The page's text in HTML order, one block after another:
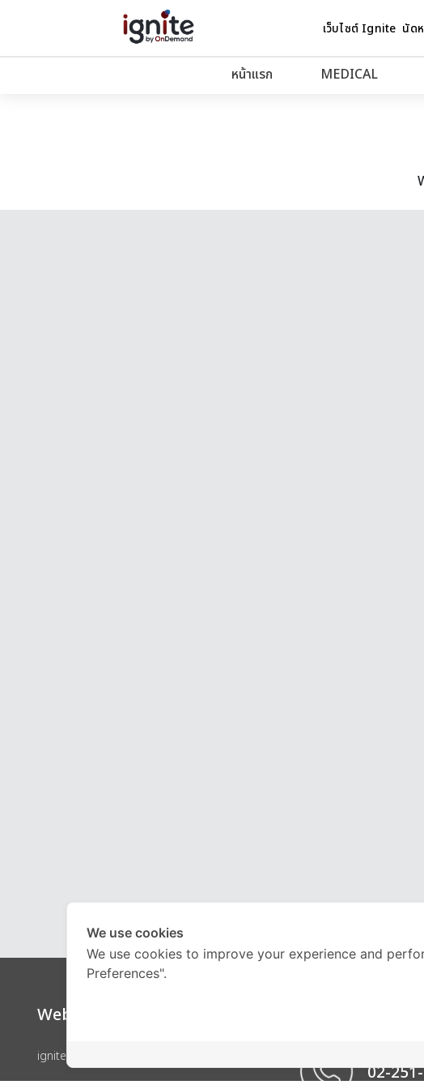
เว็บไซต์ Ignite นัด
หน้าแรก MEDICAL
Website
ignite by OnDemand
02-
We use cookies
We use cookies to improve your experience and
Preferences".